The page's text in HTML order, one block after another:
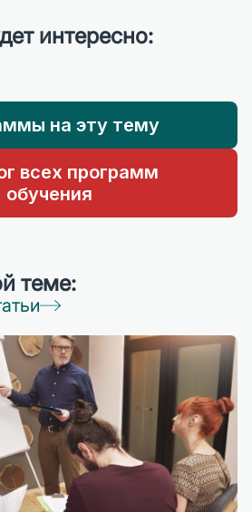
интересно:
на эту тему
всех программ
обучения
теме: